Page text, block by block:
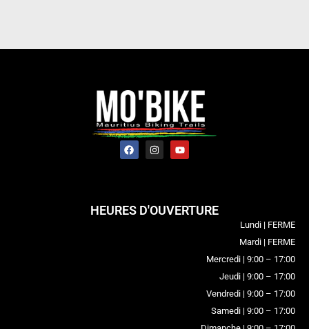
HEURES D'OUVERTURE
Lundi | FERME
Mardi | FERME
Mercredi | 9:00 – 17:00
Jeudi | 9:00 – 17:00
Vendredi | 9:00 – 17:00
Samedi | 9:00 – 17:00